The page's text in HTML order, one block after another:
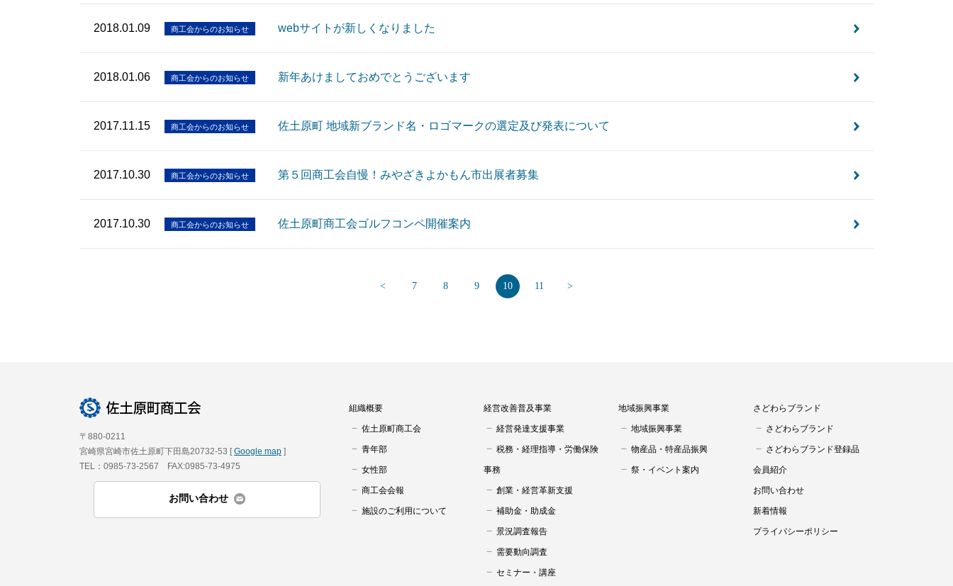
2018.01.09 商工会からのお知らせ webサイトが新しくなりました
2018.01.06 商工会からのお知らせ 新年あけましておめでとうございます
2017.11.15 商工会からのお知らせ 佐土原町 地域新ブランド名・ロゴマークの選定及び発表について
2017.10.30 商工会からのお知らせ 第５回商工会自慢！みやざきよかもん市出展者募集
2017.10.30 商工会からのお知らせ 佐土原町商工会ゴルフコンペ開催案内
< 7 8 9 10 11 >
〒880-0211
宮崎県宮崎市佐土原町下田島20732-53 [Google map ]
TEL：0985-73-2567 FAX:0985-73-4975
お問い合わせ
組織概要
佐土原町商工会
青年部
女性部
商工会会報
施設のご利用について
経営改善普及事業
経営発達支援事業
税務・経理指導・労働保険
事務
創業・経営革新支援
補助金・助成金
景況調査報告
需要動向調査
セミナー・講座
地域振興事業
地域振興事業
物産品・特産品振興
祭・イベント案内
さどわらブランド
さどわらブランド
さどわらブランド登録品
会員紹介
お問い合わせ
新着情報
プライバシーポリシー